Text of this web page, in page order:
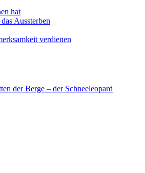
hat
Aussterben
verdienen
der Berge – der Schneeleopard